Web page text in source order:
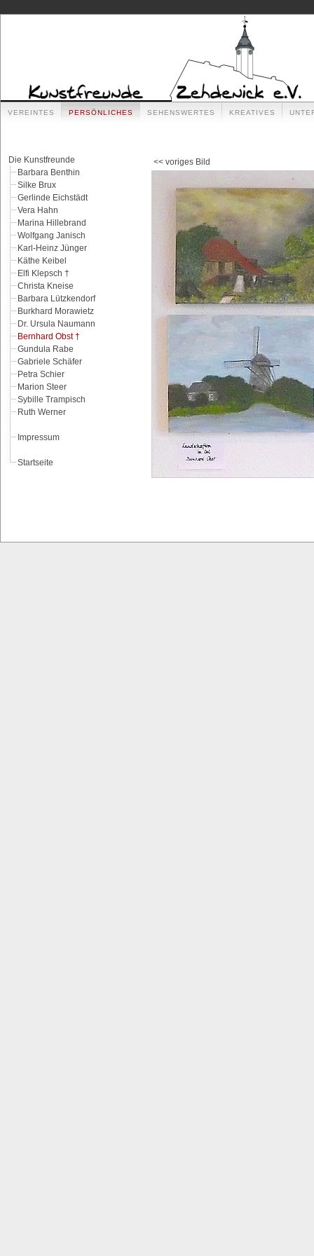
VEREINTES PERSÖNLICHES SEHENSWERTES KREATIVES
Die Kunstfreunde
Barbara Benthin
Silke Brux
Gerlinde Eichstädt
Vera Hahn
Marina Hillebrand
Wolfgang Janisch
Karl-Heinz Jünger
Käthe Keibel
Elfi Klepsch †
Christa Kneise
Barbara Lützkendorf
Burkhard Morawietz
Dr. Ursula Naumann
Bernhard Obst †
Gundula Rabe
Gabriele Schäfer
Petra Schier
Marion Steer
Sybille Trampisch
Ruth Werner
Impressum
Startseite
<< voriges Bild